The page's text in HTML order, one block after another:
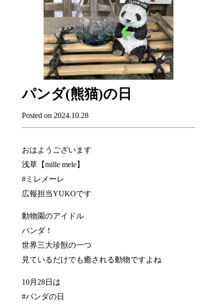
パンダ(熊猫)の日
Posted on 2024.10.28
おはようございます
浅草【mille mele】
#ミレメーレ
広報担当YUKOです
動物園のアイドル
パンダ！
世界三大珍獣の一つ
見ているだけでも癒される動物ですよね
10月28日は
#パンダの日